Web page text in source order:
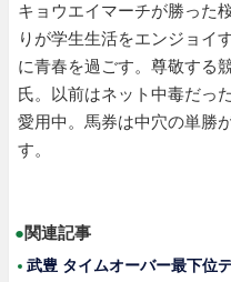
キョウエイマーチが勝った
りが学生生活をエンジョイ
に青春を過ごす。尊敬する
氏。以前はネット中毒だっ
愛用中。馬券は中穴の単勝
す。
●関連記事
武豊 タイムオーバー最下位